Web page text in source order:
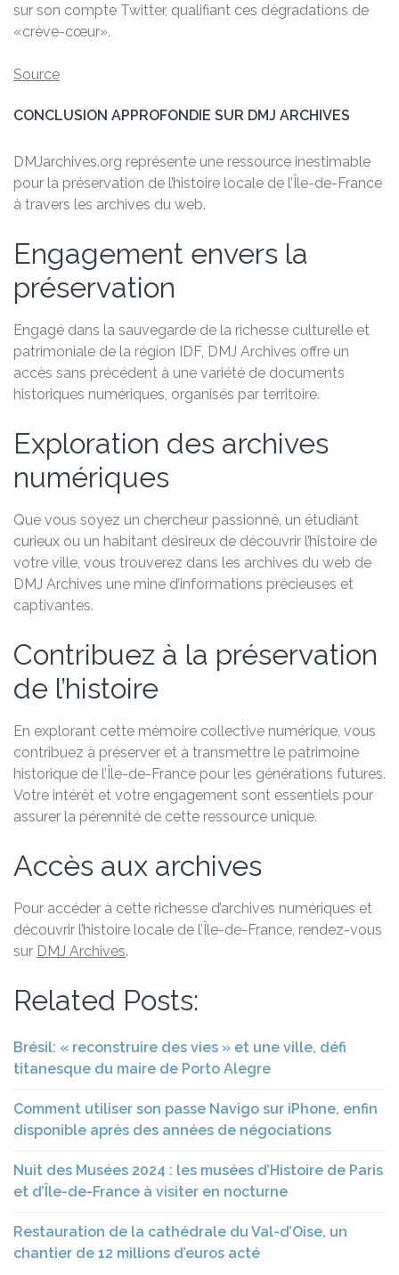
sur son compte Twitter, qualifiant ces dégradations de
«crève-cœur».
Source
CONCLUSION APPROFONDIE SUR DMJ ARCHIVES
DMJarchives.org représente une ressource inestimable
pour la préservation de l’histoire locale de l’Île-de-France
à travers les archives du web.
Engagement envers la
préservation
Engagé dans la sauvegarde de la richesse culturelle et
patrimoniale de la région IDF, DMJ Archives offre un
accès sans précédent à une variété de documents
historiques numériques, organisés par territoire.
Exploration des archives
numériques
Que vous soyez un chercheur passionné, un étudiant
curieux ou un habitant désireux de découvrir l’histoire de
votre ville, vous trouverez dans les archives du web de
DMJ Archives une mine d’informations précieuses et
captivantes.
Contribuez à la préservation
de l’histoire
En explorant cette mémoire collective numérique, vous
contribuez à préserver et à transmettre le patrimoine
historique de l’Île-de-France pour les générations futures.
Votre intérêt et votre engagement sont essentiels pour
assurer la pérennité de cette ressource unique.
Accès aux archives
Pour accéder à cette richesse d’archives numériques et
découvrir l’histoire locale de l’Île-de-France, rendez-vous
sur DMJ Archives.
Related Posts:
Brésil: « reconstruire des vies » et une ville, défi
titanesque du maire de Porto Alegre
Comment utiliser son passe Navigo sur iPhone, enfin
disponible après des années de négociations
Nuit des Musées 2024 : les musées d’Histoire de Paris
et d’Île-de-France à visiter en nocturne
Restauration de la cathédrale du Val-d’Oise, un
chantier de 12 millions d’euros acté